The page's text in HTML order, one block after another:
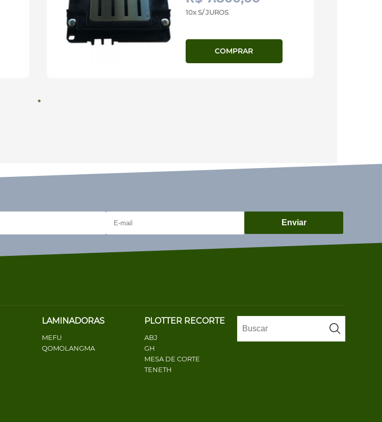
10x S/ JUROS.
COMPRAR
Enviar
LAMINADORAS
MEFU
QOMOLANGMA
PLOTTER RECORTE
ABJ
GH
MESA DE CORTE
TENETH